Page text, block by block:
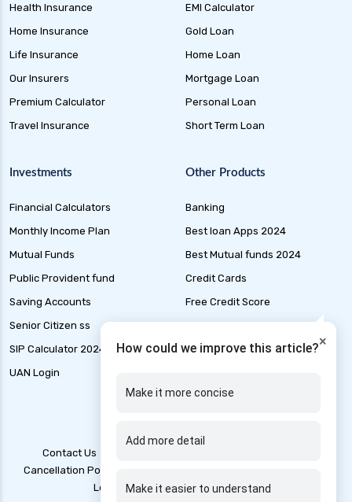
Health Insurance for Cataract Surgery in India
India
Health Insurance for Liver Cirrhosis in India
Health Insurance for Alzheimer Disease in India
Health Insurance for Thyroid Patients
Health Insurance for Paralysis
Health Insurance for Genetic Disorders in India
Health Insurance for Stroke Patients in India
Health Insurance for Rheumatoid Arthritis
×
How could we improve this article?
Make it more concise
Add more detail
Make it easier to understand
Health Insurance
Home Insurance
Life Insurance
Our Insurers
Premium Calculator
Travel Insurance
EMI Calculator
Gold Loan
Home Loan
Mortgage Loan
Personal Loan
Short Term Loan
Investments
Financial Calculators
Monthly Income Plan
Mutual Funds
Public Provident fund
Saving Accounts
Senior Citizen ss
SIP Calculator 2024
UAN Login
Other Products
Banking
Best loan Apps 2024
Best Mutual funds 2024
Credit Cards
Free Credit Score
Liability Insurance
Loan Application Status
Contact Us
Cancellation Policy
Legal Policy
Privacy Policy